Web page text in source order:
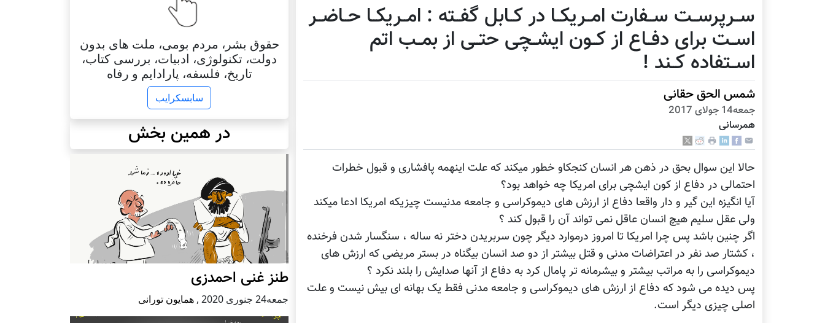
ســرپرســت ســفارت امــریکــا در کــابل گفــته : امــریکــا حــاضــر
اســت برای دفــاع از کــون ایشــچی حتــی از بمــب اتم
اســتفاده کــند !
شمس الحق حقانی
جمعه14 جولای 2017
همرسانی
حالا این سوال بحق در ذهن هر انسان کنجکاو خطور میکند که علت اینهمه پافشاری و قبول خطرات
احتمالی در دفاع از کون ایشچی برای امریکا چه خواهد بود؟
آیا انگیزه این گیر و دار واقعا دفاع از ارزش های دیموکراسی و جامعه مدنیست چیزیکه امریکا ادعا میکند
ولی عقل سلیم هیچ انسان عاقل نمی تواند آن را قبول کند ؟
اگر چنین باشد پس چرا امریکا تا امروز درموارد دیگر چون سربریدن دختر نه ساله ، سنگسار شدن فرخنده
، کشتار صد نفر در اعتراضات مدنی و قتل بیشتر از دو صد انسان بیگناه در بستر مریضی که ارزش های
دیموکراسی را به مراتب بیشتر و بیشرمانه تر پامال کرد به دفاع از آنها صدایش را بلند نکرد ؟
پس دیده می شود که دفاع از ارزش های دیموکراسی و جامعه مدنی فقط یک بهانه ای بیش نیست و علت
اصلی چیزی دیگر است.
حقوق بشر، مردم بومی، ملت های بدون
دولت، تکنولوژی، ادبیات، بررسی کتاب،
تاریخ، فلسفه، پارادایم و رفاه
سابسکرایب
در همین بخش
طنز غنی احمدزی
جمعه24 جنوری 2020 , همایون تورانی